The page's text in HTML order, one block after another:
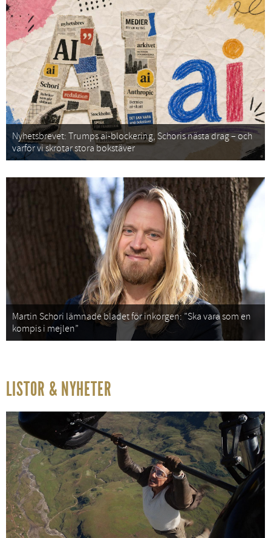
Nyhetsbrevet: Trumps ai-blockering, Schoris nästa drag – och
varför vi skrotar stora bokstäver
Martin Schori lämnade bladet för inkorgen: ”Ska vara som en
kompis i mejlen”
LISTOR & NYHETER